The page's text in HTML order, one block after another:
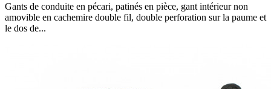
Gants de conduite en pécari, patinés en pièce, gant intérieur non
amovible en cachemire double fil, double perforation sur la paume et
le dos de...